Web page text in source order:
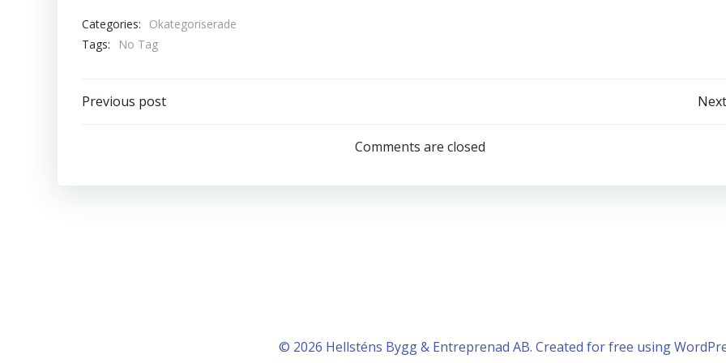
Categories:
Okategoriserade
Tags:
No Tag
Inläggsnavigering
Previous post
Comments are closed
© 2026 Hellsténs Bygg & Entreprenad AB. Created for free using